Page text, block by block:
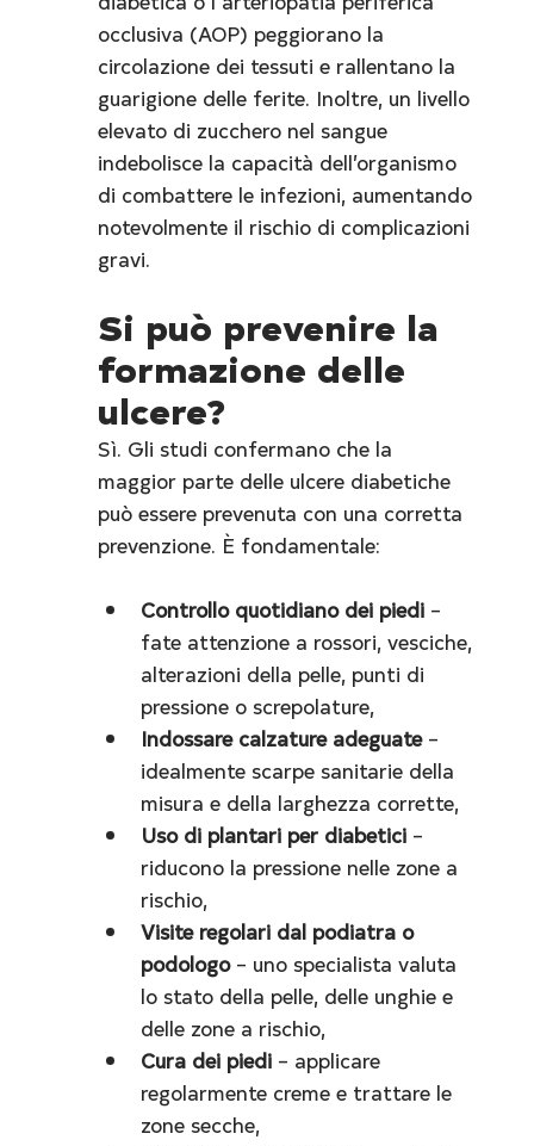
occlusiva (AOP) peggiorano la
circolazione dei tessuti e rallentano la
guarigione delle ferite. Inoltre, un livello
elevato di zucchero nel sangue
indebolisce la capacità dell’organismo
di combattere le infezioni, aumentando
notevolmente il rischio di complicazioni
gravi.
Si può prevenire la
formazione delle
ulcere?
Sì. Gli studi confermano che la
maggior parte delle ulcere diabetiche
può essere prevenuta con una corretta
prevenzione. È fondamentale:
Controllo quotidiano dei piedi –
fate attenzione a rossori, vesciche,
alterazioni della pelle, punti di
pressione o screpolature,
Indossare calzature adeguate –
idealmente scarpe sanitarie della
misura e della larghezza corrette,
Uso di plantari per diabetici –
riducono la pressione nelle zone a
rischio,
Visite regolari dal podiatra o
podologo – uno specialista valuta
lo stato della pelle, delle unghie e
delle zone a rischio,
Cura dei piedi – applicare
regolarmente creme e trattare le
zone secche,